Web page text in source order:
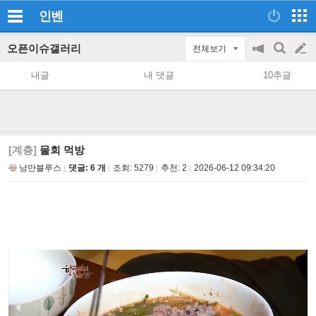
인벤
오픈이슈갤러리 전체보기
공
지
on/off
검
색
글
쓰
내글 내 댓글 10추글
[계층] 물회 먹방
낭만블루스 댓글: 6 개 조회: 5279 추천: 2 2026-06-12 09:34:20